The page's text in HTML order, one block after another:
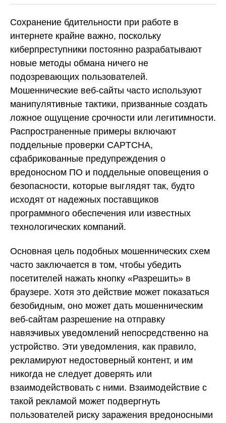
Сохранение бдительности при работе в
интернете крайне важно, поскольку
киберпреступники постоянно разрабатывают
новые методы обмана ничего не
подозревающих пользователей.
Мошеннические веб-сайты часто используют
манипулятивные тактики, призванные создать
ложное ощущение срочности или легитимности.
Распространенные примеры включают
поддельные проверки CAPTCHA,
сфабрикованные предупреждения о
вредоносном ПО и поддельные оповещения о
безопасности, которые выглядят так, будто
исходят от надежных поставщиков
программного обеспечения или известных
технологических компаний.
Основная цель подобных мошеннических схем
часто заключается в том, чтобы убедить
посетителей нажать кнопку «Разрешить» в
браузере. Хотя это действие может показаться
безобидным, оно может дать мошенническим
веб-сайтам разрешение на отправку
навязчивых уведомлений непосредственно на
устройство. Эти уведомления, как правило,
рекламируют недостоверный контент, и им
никогда не следует доверять или
взаимодействовать с ними. Взаимодействие с
такой рекламой может подвергнуть
пользователей риску заражения вредоносными